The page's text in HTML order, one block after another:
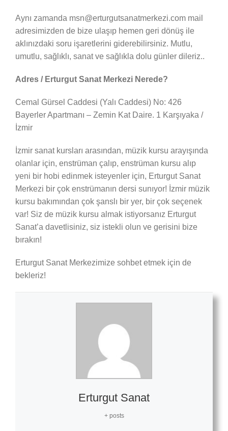
Aynı zamanda msn@erturgutsanatmerkezi.com mail
adresimizden de bize ulaşıp hemen geri dönüş ile
aklınızdaki soru işaretlerini giderebilirsiniz. Mutlu,
umutlu, sağlıklı, sanat ve sağlıkla dolu günler dileriz..
Adres / Erturgut Sanat Merkezi Nerede?
Cemal Gürsel Caddesi (Yalı Caddesi) No: 426
Bayerler Apartmanı – Zemin Kat Daire. 1 Karşıyaka /
İzmir
İzmir sanat kursları arasından, müzik kursu arayışında
olanlar için, enstrüman çalıp, enstrüman kursu alıp
yeni bir hobi edinmek isteyenler için, Erturgut Sanat
Merkezi bir çok enstrümanın dersi sunıyor! İzmir müzik
kursu bakımından çok şanslı bir yer, bir çok seçenek
var! Siz de müzik kursu almak istiyorsanız Erturgut
Sanat’a davetlisiniz, siz istekli olun ve gerisini bize
bırakın!
Erturgut Sanat Merkezimize sohbet etmek için de
bekleriz!
Erturgut Sanat
+ posts